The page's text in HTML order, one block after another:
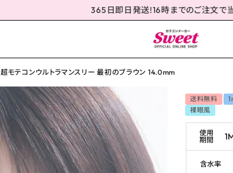
365日即日発送!16時までのご注文で
超モテコンウルトラマンスリー 最初のブラウン 14.0mm
送料無料
裸眼風
使用
期間
含水率